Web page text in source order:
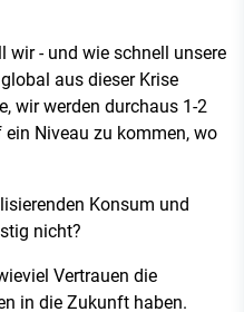
wir - und wie schnell unsere
aus dieser Krise
wir werden durchaus 1-2
Niveau zu kommen, wo
Konsum und
nicht?
Vertrauen die
in die Zukunft haben.